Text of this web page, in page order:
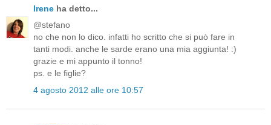
Irene ha detto...
@stefano
no che non lo dico. infatti ho scritto che si può fare in
tanti modi. anche le sarde erano una mia aggiunta! :)
grazie e mi appunto il tonno!
ps. e le figlie?
4 agosto 2012 alle ore 10:57